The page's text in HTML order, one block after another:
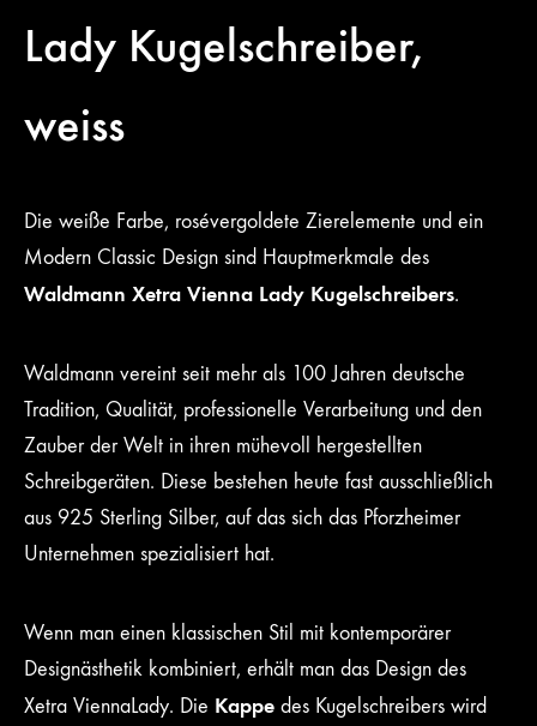
Lady Kugelschreiber,
weiss
Die weiße Farbe, rosévergoldete Zierelemente und ein
Modern Classic Design sind Hauptmerkmale des
Waldmann Xetra Vienna Lady Kugelschreibers.
Waldmann vereint seit mehr als 100 Jahren deutsche
Tradition, Qualität, professionelle Verarbeitung und den
Zauber der Welt in ihren mühevoll hergestellten
Schreibgeräten. Diese bestehen heute fast ausschließlich
aus 925 Sterling Silber, auf das sich das Pforzheimer
Unternehmen spezialisiert hat.
Wenn man einen klassischen Stil mit kontemporärer
Designästhetik kombiniert, erhält man das Design des
Xetra ViennaLady. Die Kappe des Kugelschreibers wird